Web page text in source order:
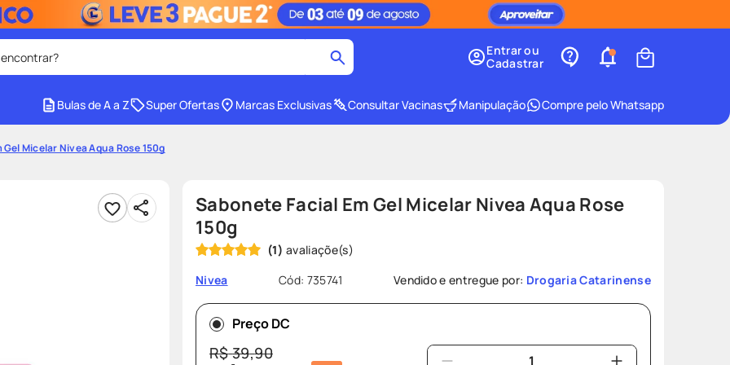
4º protetor solar facial
8º
protetor solar
Entrar ou
Cadastrar
Bulas de A a Z Super Ofertas Marcas Exclusivas Consultar Vacinas Manipulação Compre pelo Whatsapp
Micelar Nivea Aqua Rose 150g
Sabonete Facial Em Gel Micelar Nivea Aqua Rose
150g
(1)
Nivea
Cód: 735741 Vendido e entregue por: Drogaria Catarinense
Preço DC
R$39,90